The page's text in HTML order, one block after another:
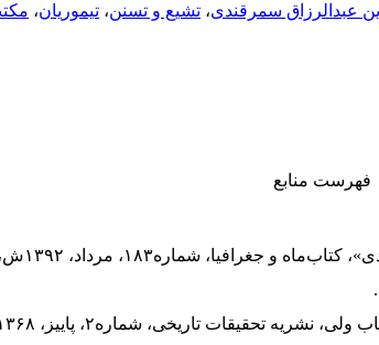
عبدالرزاق سمرقندی، تشیع و تسنن، تیموریان،
فهرست منابع